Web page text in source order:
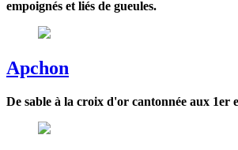
empoignés et liés de gueules.
Apchon
De sable à la croix d'or cantonnée aux 1er